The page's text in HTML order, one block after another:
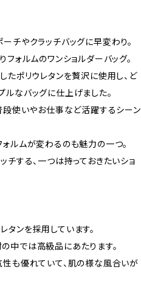
チやクラッチバッグに早変わり。
フォルムのワンショルダーバッグ。
たポリウレタンを贅沢に使用し、ど
なバッグに仕上げました。
段使いやお仕事など活躍するシーン
ルムが変わるのも魅力の一つ。
チする、一つは持っておきたいショ
ンを採用しています。
では高級品にあたります。
も優れていて、肌の様な風合いが